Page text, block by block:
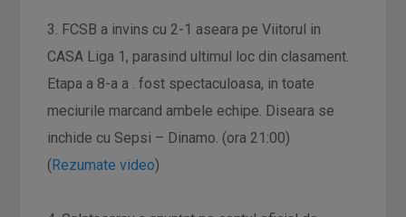
3. FCSB a invins cu 2-1 aseara pe Viitorul in
CASA Liga 1, parasind ultimul loc din clasament.
Etapa a 8-a a . fost spectaculoasa, in toate
meciurile marcand ambele echipe. Diseara se
inchide cu Sepsi – Dinamo. (ora 21:00)
(Rezumate video)